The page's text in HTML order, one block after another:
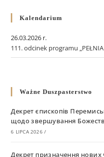
Kalendarium
26.03.2026 r.
111. odcinek programu „PEŁNIA
Ważne Duszpasterstwo
Декрет єпископів
щодо звершування
6 LIPCA 2026 /
Декрет призначення нових